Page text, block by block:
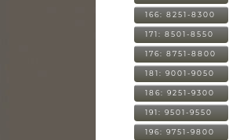
166: 8251-8300
171: 8501-8550
176: 8751-8800
181: 9001-9050
186: 9251-9300
191: 9501-9550
196: 9751-9800